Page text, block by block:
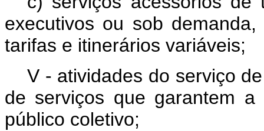
executivos ou sob
tarifas e itinerários variáveis;
V - atividades do serviço
de serviços que garantem
público coletivo;